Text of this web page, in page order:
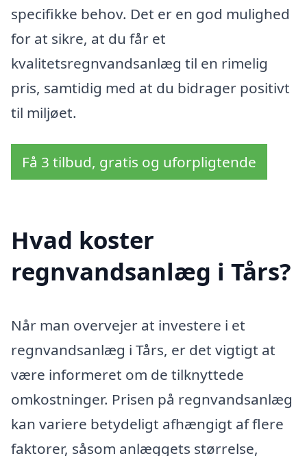
specifikke behov. Det er en god mulighed
for at sikre, at du får et
kvalitetsregnvandsanlæg til en rimelig
pris, samtidig med at du bidrager positivt
til miljøet.
Få 3 tilbud, gratis og uforpligtende
Hvad koster
regnvandsanlæg i Tårs?
Når man overvejer at investere i et
regnvandsanlæg i Tårs, er det vigtigt at
være informeret om de tilknyttede
omkostninger. Prisen på regnvandsanlæg
kan variere betydeligt afhængigt af flere
faktorer, såsom anlæggets størrelse,